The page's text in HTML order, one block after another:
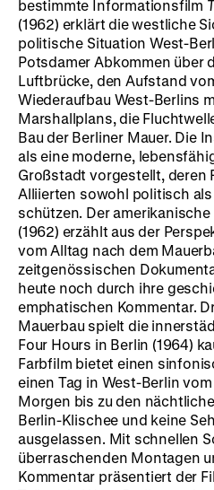
bestimmte Informationsfilm
(1962) erklärt die westliche
politische Situation West-
Potsdamer Abkommen über
Luftbrücke, den Aufstand
Wiederaufbau West-Berlins
Marshallplans, die
Bau der Berliner Mauer. Die
als eine moderne,
Großstadt vorgestellt, deren
Alliierten sowohl politisch
schützen. Der
(1962) erzählt aus der
vom Alltag nach dem
zeitgenössischen
heute noch durch ihre
emphatischen Kommentar.
Mauerbau spielt die
Four Hours in Berlin (1964)
Farbfilm bietet einen
einen Tag in West-Berlin
Morgen bis zu den
Berlin-Klischee und keine
ausgelassen. Mit schnellen
überraschenden Montagen
Kommentar präsentiert der